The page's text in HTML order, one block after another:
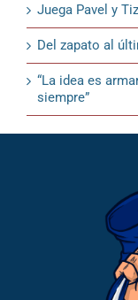
Juega Pavel y
Del zapato al
“La idea es
siempre”